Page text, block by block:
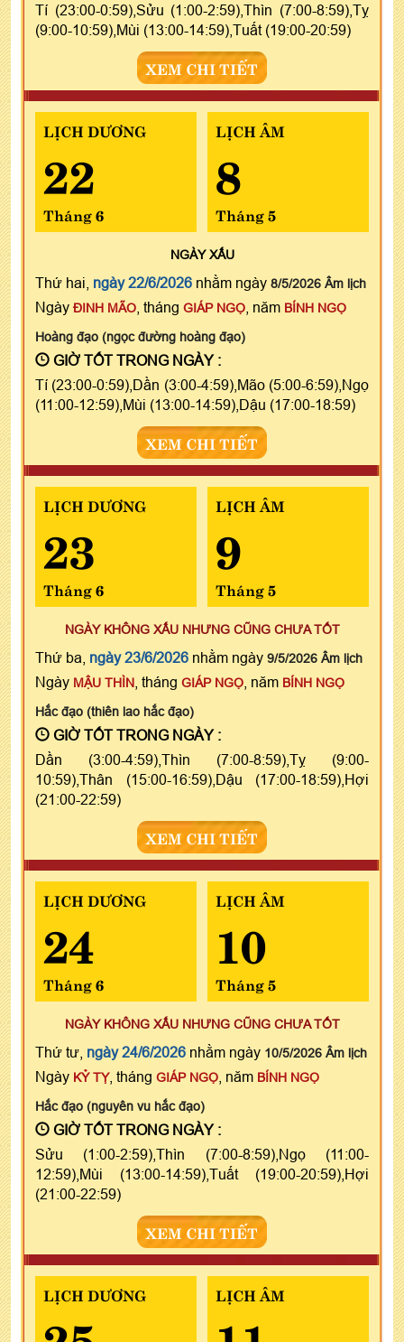
Tí (23:00-0:59),Sửu (1:00-2:59),Thìn (7:00-8:59),Tỵ
(9:00-10:59),Mùi (13:00-14:59),Tuất (19:00-20:59)
XEM CHI TIẾT
LỊCH DƯƠNG
22
Tháng 6
LỊCH ÂM
8
Tháng 5
NGÀYXẤU
Thứ hai, ngày 22/6/2026 nhằm ngày 8/5/2026 Âm lịch
Ngày ĐINH MÃO , tháng GIÁP NGỌ , năm BÍNH NGỌ
Hoàng đạo (ngọc đường hoàng đạo)
GIỜ TỐT TRONG NGÀY :
Tí (23:00-0:59),Dần (3:00-4:59),Mão (5:00-6:59),Ngọ
(11:00-12:59),Mùi (13:00-14:59),Dậu (17:00-18:59)
XEM CHI TIẾT
LỊCH DƯƠNG
23
Tháng 6
LỊCH ÂM
9
Tháng 5
NGÀY KHÔNG XẤU NHƯNG CŨNG CHƯA TỐT
Thứ ba, ngày 23/6/2026 nhằm ngày 9/5/2026 Âm lịch
Ngày MẬU THÌN , tháng GIÁP NGỌ , năm BÍNH NGỌ
Hắc đạo (thiên lao hắc đạo)
GIỜ TỐT TRONG NGÀY :
Dần (3:00-4:59),Thìn (7:00-8:59),Tỵ (9:00-
10:59),Thân (15:00-16:59),Dậu (17:00-18:59),Hợi
(21:00-22:59)
XEM CHI TIẾT
LỊCH DƯƠNG
24
Tháng 6
LỊCH ÂM
10
Tháng 5
NGÀY KHÔNG XẤU NHƯNG CŨNG CHƯA TỐT
Thứ tư, ngày 24/6/2026 nhằm ngày 10/5/2026 Âm lịch
Ngày KỶ TỴ, tháng GIÁP NGỌ , năm BÍNH NGỌ
Hắc đạo (nguyên vu hắc đạo)
GIỜ TỐT TRONG NGÀY :
Sửu (1:00-2:59),Thìn (7:00-8:59),Ngọ (11:00-
12:59),Mùi (13:00-14:59),Tuất (19:00-20:59),Hợi
(21:00-22:59)
XEM CHI TIẾT
LỊCH DƯƠNG LỊCH ÂM